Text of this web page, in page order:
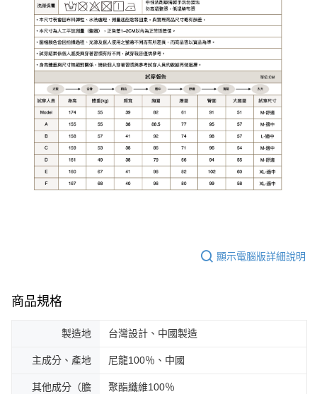
顯示電腦版詳細說明
商品規格
製造地 台灣設計、中國製造
主成分、產地 尼龍100％、中國
其他成分（膽
聚酯纖維100％